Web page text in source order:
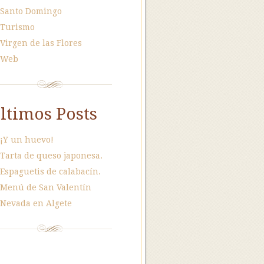
Santo Domingo
Turismo
Virgen de las Flores
Web
Posts
¡Y un huevo!
Tarta de queso japonesa.
Espaguetis de calabacín.
Menú de San Valentín
Nevada en Algete